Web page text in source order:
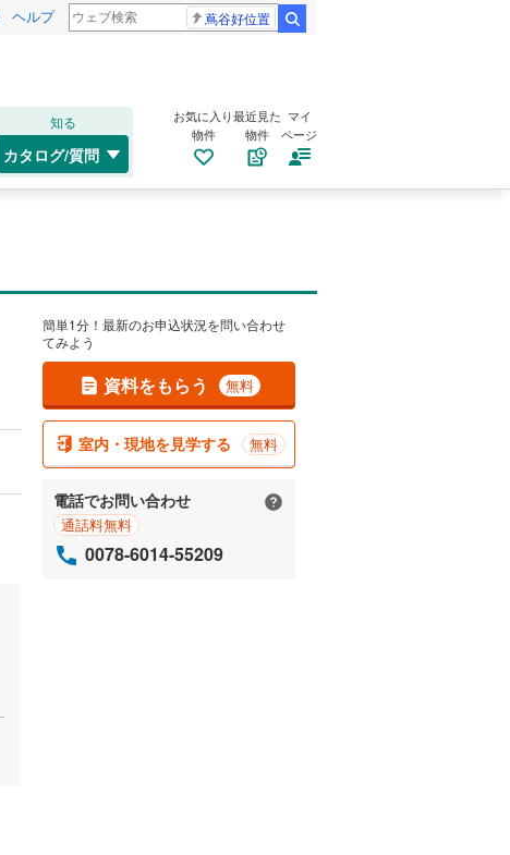
ヘルプ 蔦谷好位置
知る
カタログ/質問
お気に入り
物件
最近見た
物件
マイ
ページ
簡単1分！最新のお申込状況を問い合わせ
てみよう
資料をもらう 無料
室内・現地を見学する 無料
電話でお問い合わせ
通話料無料
0078-6014-55209